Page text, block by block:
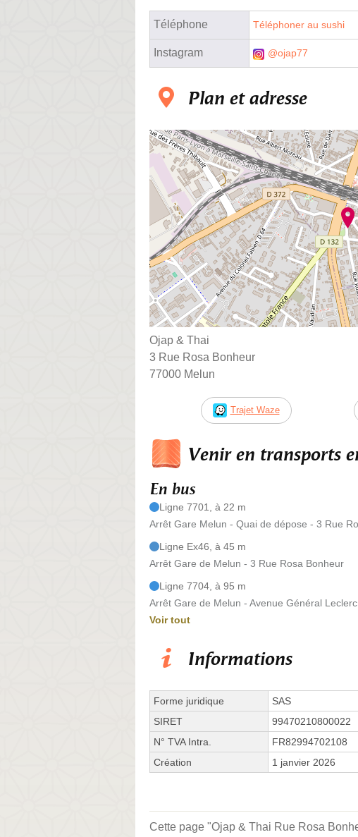
Téléphone Téléphoner au sushi
Instagram @ojap77
Plan et adresse
Ojap & Thai
3 Rue Rosa Bonheur
77000 Melun
Trajet Waze
Venir en transports
En bus
Ligne 7701, à 22 m
Arrêt Gare Melun - Quai de dépose - 3 Rue
Ligne Ex46, à 45 m
Arrêt Gare de Melun - 3 Rue Rosa Bonheur
Ligne 7704, à 95 m
Arrêt Gare de Melun - Avenue Général
Voir tout
Informations
Forme juridique
SAS
SIRET
99470210800022
N° TVA Intra.
FR82994702108
Création
1 janvier 2026
Cette page "Ojap & Thai Rue Rosa